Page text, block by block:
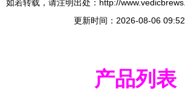
如若转载，请注明出处：http://
更新时间：2026-08-06
产品列表